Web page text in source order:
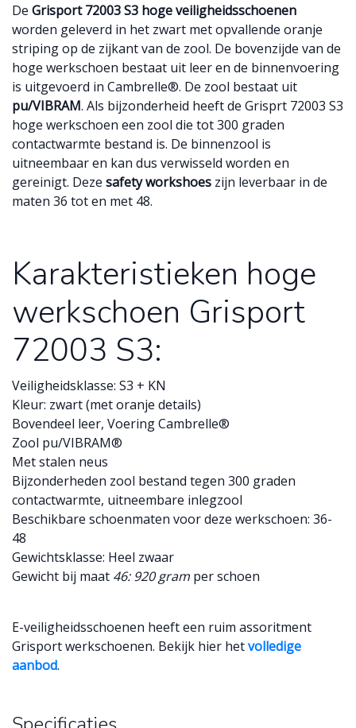
De Grisport 72003 S3 hoge veiligheidsschoenen
worden geleverd in het zwart met opvallende oranje
striping op de zijkant van de zool. De bovenzijde van de
hoge werkschoen bestaat uit leer en de binnenvoering
is uitgevoerd in Cambrelle®. De zool bestaat uit
pu/VIBRAM. Als bijzonderheid heeft de Grisprt 72003 S3
hoge werkschoen een zool die tot 300 graden
contactwarmte bestand is. De binnenzool is
uitneembaar en kan dus verwisseld worden en
gereinigt. Deze safety workshoes zijn leverbaar in de
maten 36 tot en met 48.
Karakteristieken hoge
werkschoen Grisport
72003 S3:
Veiligheidsklasse: S3 + KN
Kleur: zwart (met oranje details)
Bovendeel leer, Voering Cambrelle®
Zool pu/VIBRAM®
Met stalen neus
Bijzonderheden zool bestand tegen 300 graden
contactwarmte, uitneembare inlegzool
Beschikbare schoenmaten voor deze werkschoen: 36-
48
Gewichtsklasse: Heel zwaar
Gewicht bij maat 46: 920 gram per schoen
E-veiligheidsschoenen heeft een ruim assoritment
Grisport werkschoenen. Bekijk hier hetvolledige
aanbod.